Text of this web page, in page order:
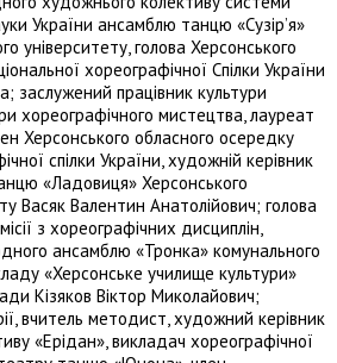
України ансамблю танцю «Сузір’я»
університету, голова Херсонського
хореографічної Спілки України
заслужений працівник культури
хореографічного мистецтва, лауреат
Херсонського обласного осередку
спілки України, художній керівник
«Ладовиця» Херсонського
Васяк Валентин Анатолійович; голова
з хореографічних дисциплін,
ансамблю «Тронка» комунального
«Херсонське училище культури»
Кізяков Віктор Миколайович;
вчитель методист, художний керівник
«Ерідан», викладач хореографічної